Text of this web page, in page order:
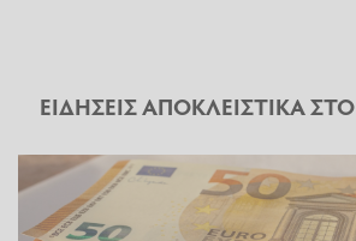
ΕΙΔΗΣΕΙΣ ΑΠΟΚΛΕΙΣΤΙΚΑ ΣΤΟ